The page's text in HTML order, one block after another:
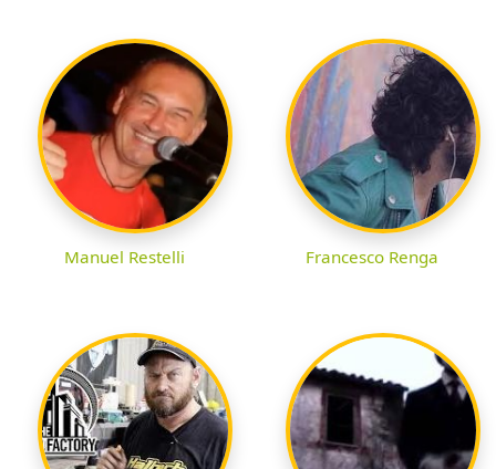
Manuel Restelli Francesco Renga